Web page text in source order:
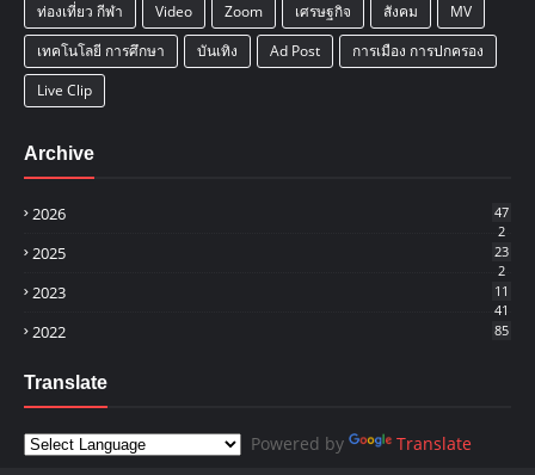
ท่องเที่ยว กีฬา Video Zoom เศรษฐกิจ สังคม
MV
เทคโนโลยี การศึกษา
บันเทิง Ad Post
การเมือง การปกครอง
Live Clip
Archive
2026
47
2
2025
23
2
2023
11
41
2022 85
Translate
Powered by Translate